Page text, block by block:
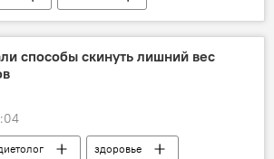
способы скинуть лишний вес
здоровье